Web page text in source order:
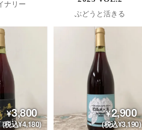
ナリー
ぶどうと活きる
3,800
(税込¥4,180)
2,900
(税込¥3,190)